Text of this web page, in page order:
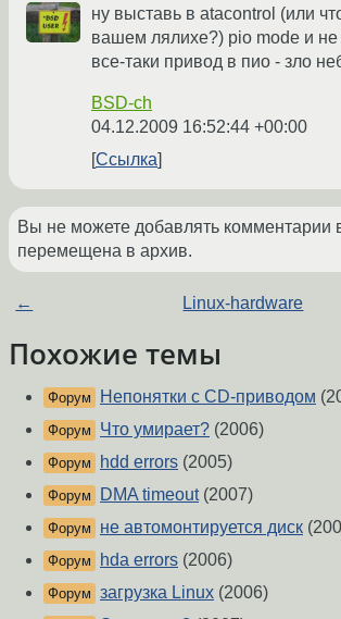
ну выставь в atacontrol (или
вашем лялихе?) pio mode и не
все-таки привод в пио - зло
BSD-ch
04.12.2009 16:52:44 +00:00
Ссылка
Вы не можете добавлять комментарии
перемещена в архив.
← Linux-hardware
Похожие темы
Форум Непонятки с CD-приводом
Форум Что умирает? (2006)
Форум hdd errors (2005)
Форум DMA timeout(2007)
Форум не автомонтируется диск
Форум hda errors (2006)
Форум загрузка Linux (2006)